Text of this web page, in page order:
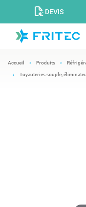
DEVIS
Accueil Produits
Tuyauteries souple,